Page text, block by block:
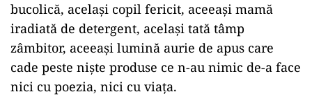
bucolică, același copil fericit, aceeași mamă
iradiată de detergent, același tată tâmp
zâmbitor, aceeași lumină aurie de apus care
cade peste niște produse ce n-au nimic de-a face
nici cu poezia, nici cu viața.